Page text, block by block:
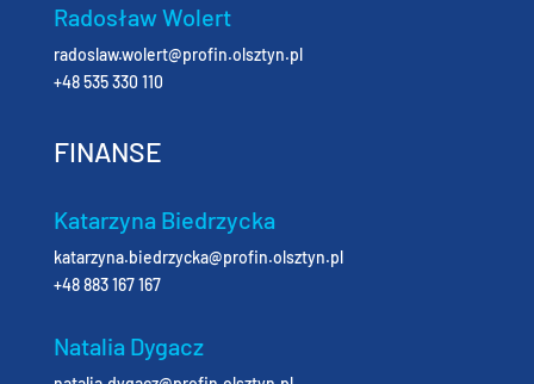
Radosław Wolert
radoslaw.wolert@profin.olsztyn.pl
+48 535 330 110
FINANSE
Katarzyna Biedrzycka
katarzyna.biedrzycka@profin.olsztyn.pl
+48 883 167 167
Natalia Dygacz